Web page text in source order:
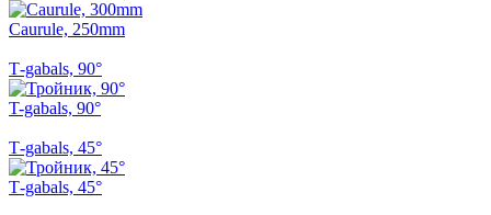
Caurule, 250mm
Т-gabals, 90°
T-gabals, 90°
Т-gabals, 45°
Т-gabals, 45°